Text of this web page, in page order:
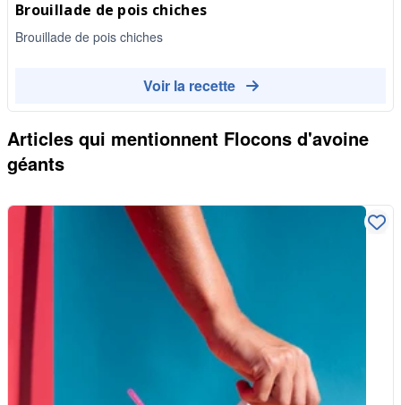
Brouillade de pois chiches
Brouillade de pois chiches
Voir la recette
Articles qui mentionnent Flocons d'avoine
géants